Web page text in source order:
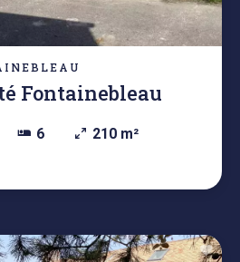
Fontainebleau
6 210 m²